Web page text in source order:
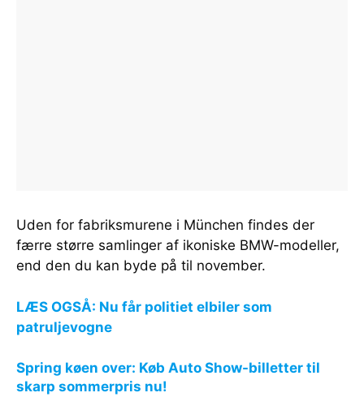
Uden for fabriksmurene i München findes der
færre større samlinger af ikoniske BMW-modeller,
end den du kan byde på til november.
LÆS OGSÅ: Nu får politiet elbiler som
patruljevogne
Spring køen over: Køb Auto Show-billetter til
skarp sommerpris nu!